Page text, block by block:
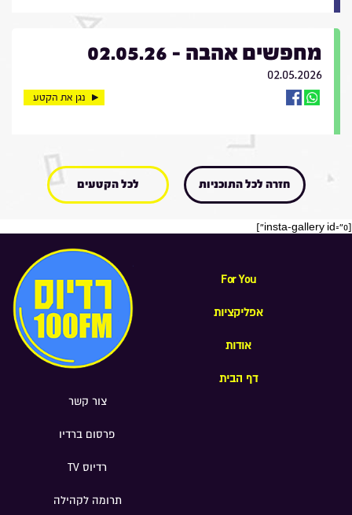
מחפשים אהבה - 02.05.26
02.05.2026
נגן את הקטע
חזרה לכל התוכניות לכל הקטעים
[insta-gallery id="0"]
For You
אפליקציות
אודות
דף הבית
צור קשר
פרסום ברדיו
רדיוס TV
תרומה לקהילה